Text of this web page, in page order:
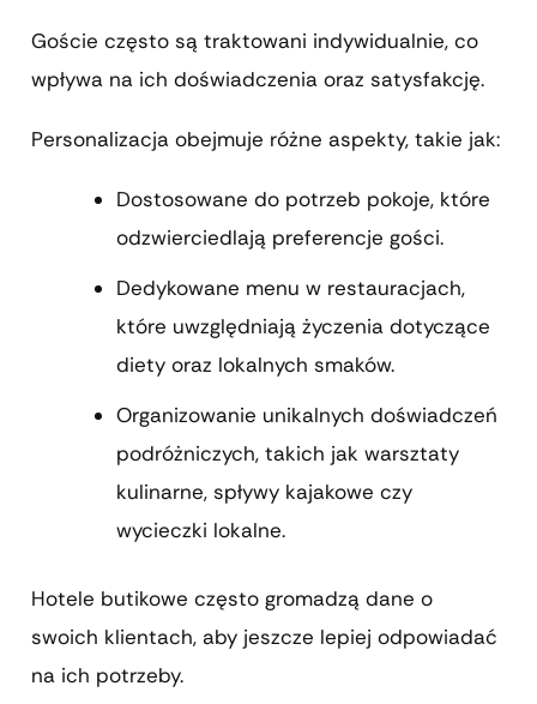
Goście często są traktowani indywidualnie, co
wpływa na ich doświadczenia oraz satysfakcję.
Personalizacja obejmuje różne aspekty, takie jak:
Dostosowane do potrzeb pokoje, które
odzwierciedlają preferencje gości.
Dedykowane menu w restauracjach,
które uwzględniają życzenia dotyczące
diety oraz lokalnych smaków.
Organizowanie unikalnych doświadczeń
podróżniczych, takich jak warsztaty
kulinarne, spływy kajakowe czy
wycieczki lokalne.
Hotele butikowe często gromadzą dane o
swoich klientach, aby jeszcze lepiej odpowiadać
na ich potrzeby.